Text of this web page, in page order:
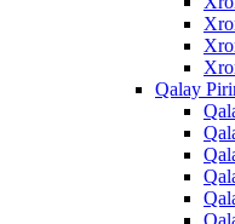
Qalay